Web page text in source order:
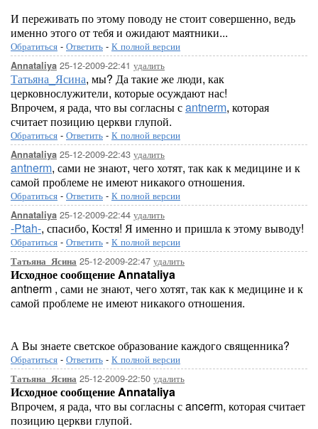
И переживать по этому поводу не стоит совершенно, ведь
именно этого от тебя и ожидают маятники...
Обратиться - Ответить - К полной версии
Annataliya 25-12-2009-22:41 удалить
Татьяна_Ясина, мы? Да такие же люди, как
церковнослужители, которые осуждают нас!
Впрочем, я рада, что вы согласны сantnerm, которая
считает позицию церкви глупой.
Обратиться - Ответить - К полной версии
Annataliya 25-12-2009-22:43 удалить
antnerm, сами не знают, чего хотят, так как к медицине и к
самой проблеме не имеют никакого отношения.
Обратиться - Ответить - К полной версии
Annataliya 25-12-2009-22:44 удалить
-Ptah-, спасибо, Костя! Я именно и пришла к этому выводу!
Обратиться - Ответить - К полной версии
Татьяна_Ясина 25-12-2009-22:47 удалить
Исходное сообщение Annataliya
antnerm , сами не знают, чего хотят, так как к медицине и к
самой проблеме не имеют никакого отношения.
А Вы знаете светское образование каждого священника?
Обратиться - Ответить - К полной версии
Татьяна_Ясина 25-12-2009-22:50 удалить
Исходное сообщение Annataliya
Впрочем, я рада, что вы согласны с ancerm, которая считает
позицию церкви глупой.